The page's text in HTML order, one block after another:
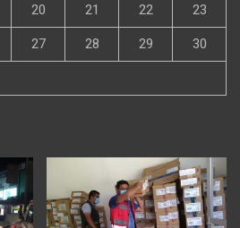
20 21 22 23
27 28 29 30